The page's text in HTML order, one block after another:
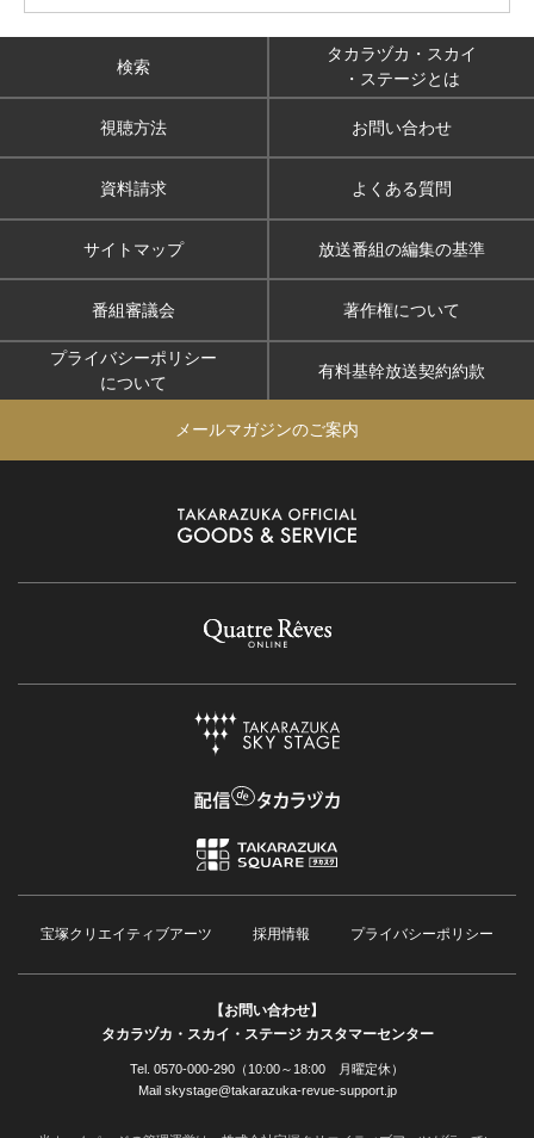
検索
タカラヅカ・スカイ
・ステージとは
視聴方法 お問い合わせ
資料請求 よくある質問
サイトマップ 放送番組の編集の基準
番組審議会 著作権について
プライバシーポリシー
について
有料基幹放送契約約款
メールマガジンのご案内
宝塚クリエイティブアーツ 採用情報 プライバシーポリシー
【お問い合わせ】
タカラヅカ・スカイ・ステージ カスタマーセンター
Tel. 0570-000-290（10:00～18:00 月曜定休）
Mail skystage@takarazuka-revue-support.jp